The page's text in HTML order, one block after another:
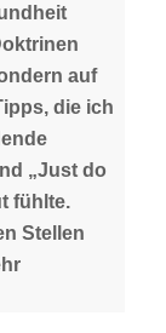
auf
die ich
„Just do
fühlte.
Stellen